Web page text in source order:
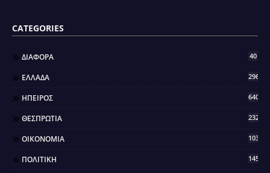
CATEGORIES
ΔΙΑΦΟΡΑ 40
ΕΛΛΑΔΑ 296
ΗΠΕΙΡΟΣ 640
ΘΕΣΠΡΩΤΙΑ 2321
ΟΙΚΟΝΟΜΙΑ 103
ΠΟΛΙΤΙΚΗ 145